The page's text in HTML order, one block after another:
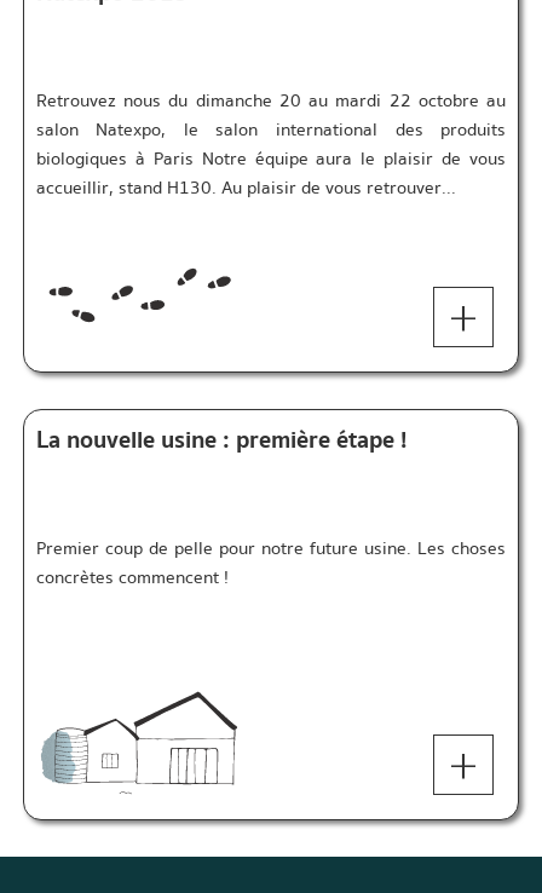
Retrouvez nous du dimanche 20 au mardi 22 octobre au
salon Natexpo, le salon international des produits
biologiques à Paris Notre équipe aura le plaisir de vous
accueillir, stand H130. Au plaisir de vous retrouver...
+
La nouvelle usine : première étape !
Premier coup de pelle pour notre future usine. Les choses
concrètes commencent !
+